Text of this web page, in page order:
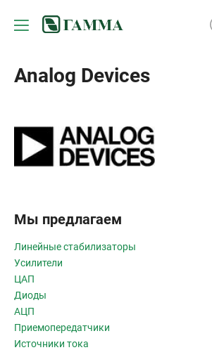
Analog Devices
Мы предлагаем
Линейные стабилизаторы
Усилители
ЦАП
Диоды
АЦП
Приемопередатчики
Источники тока